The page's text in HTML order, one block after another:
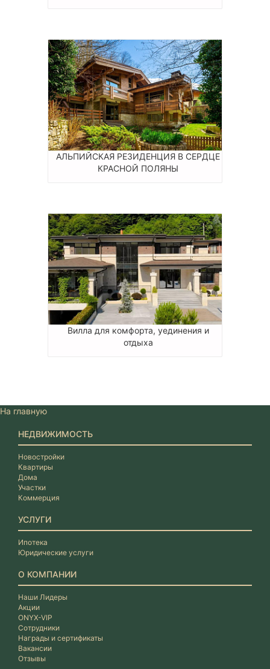
АЛЬПИЙСКАЯ РЕЗИДЕНЦИЯ В СЕРДЦЕ
КРАСНОЙ ПОЛЯНЫ
Вилла для комфорта, уединения и
отдыха
На главную
НЕДВИЖИМОСТЬ
Новостройки
Квартиры
Дома
Участки
Коммерция
УСЛУГИ
Ипотека
Юридические услуги
О КОМПАНИИ
Наши Лидеры
Акции
ONYX-VIP
Сотрудники
Награды и сертификаты
Вакансии
Отзывы